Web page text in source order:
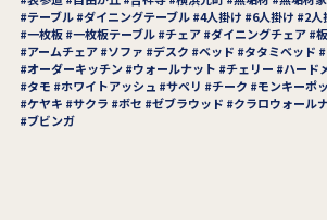
テーブル ダイニングテーブル 4人掛け 6人掛け 2人
一枚板 一枚板テーブル チェア ダイニングチェア
アームチェア
ソファ デスク ベッド タタミベッド
オーダーキッチン
ウォールナット チェリー ハード
タモ
ホワイトアッシュ サペリ チーク モンキーポ
ケヤキ
サクラ ボセ ゼブラウッド クラロウォール
ブビンガ